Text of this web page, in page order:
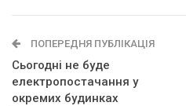
ПОПЕРЕДНЯ ПУБЛІКАЦІЯ
Сьогодні не буде
електропостачання у
окремих будинках